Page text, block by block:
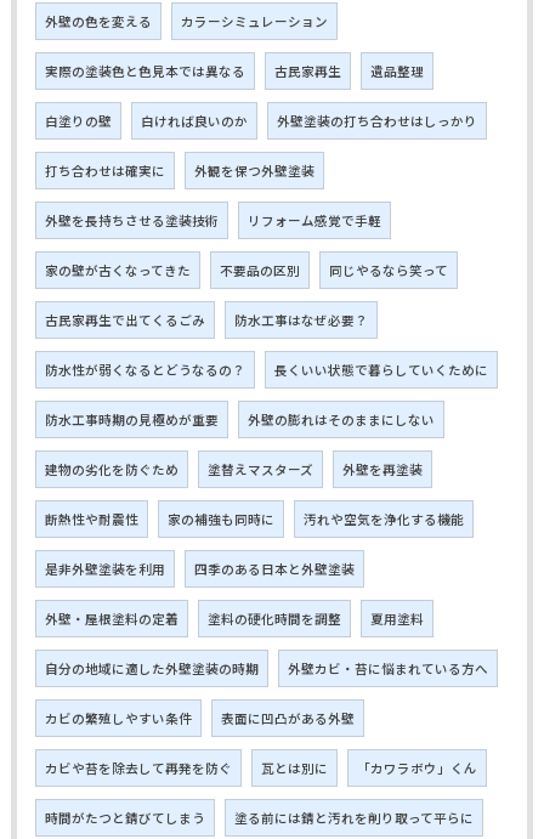
外壁の色を変える カラーシミュレーション
実際の塗装色と色見本では異なる 古民家再生 遺品整理
白塗りの壁 白ければ良いのか 外壁塗装の打ち合わせはしっかり
打ち合わせは確実に 外観を保つ外壁塗装
外壁を長持ちさせる塗装技術 リフォーム感覚で手軽
家の壁が古くなってきた 不要品の区別 同じやるなら笑って
古民家再生で出てくるごみ 防水工事はなぜ必要？
防水性が弱くなるとどうなるの？ 長くいい状態で暮らしていくために
防水工事時期の見極めが重要 外壁の膨れはそのままにしない
建物の劣化を防ぐため 塗替えマスターズ 外壁を再塗装
断熱性や耐震性 家の補強も同時に 汚れや空気を浄化する機能
是非外壁塗装を利用 四季のある日本と外壁塗装
外壁・屋根塗料の定着 塗料の硬化時間を調整 夏用塗料
自分の地域に適した外壁塗装の時期 外壁カビ・苔に悩まれている方へ
カビの繁殖しやすい条件 表面に凹凸がある外壁
カビや苔を除去して再発を防ぐ 瓦とは別に 「カワラボウ」くん
時間がたつと錆びてしまう 塗る前には錆と汚れを削り取って平らに